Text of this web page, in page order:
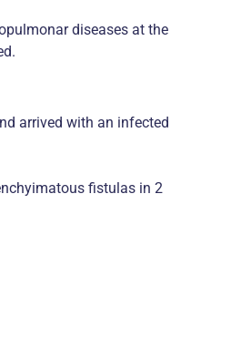
diseases at the
arrived with an infected
fistulas in 2